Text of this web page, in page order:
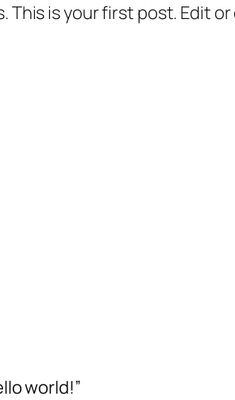
This is your first post. Edit
world!”